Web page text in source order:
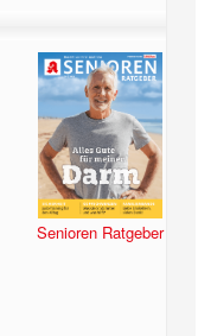
Senioren Ratgeber